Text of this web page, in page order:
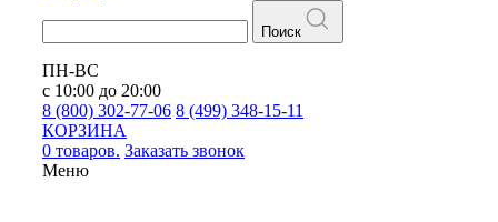
Поиск
ПН-ВС
с 10:00 до 20:00
8 (800) 302-77-06 8 (499) 348-15-11
КОРЗИНА
0 товаров. Заказать звонок
Меню